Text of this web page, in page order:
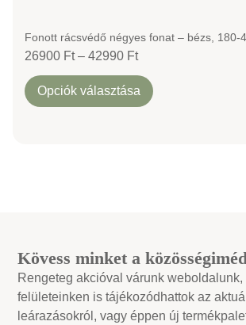
Fonott rácsvédő négyes fonat – bézs, 180-
26900 Ft – 42990 Ft
Opciók választása
Kövess minket a
Rengeteg akcióval várunk
felületeinken is tájékozódhattok az
leárazásokról, vagy éppen új